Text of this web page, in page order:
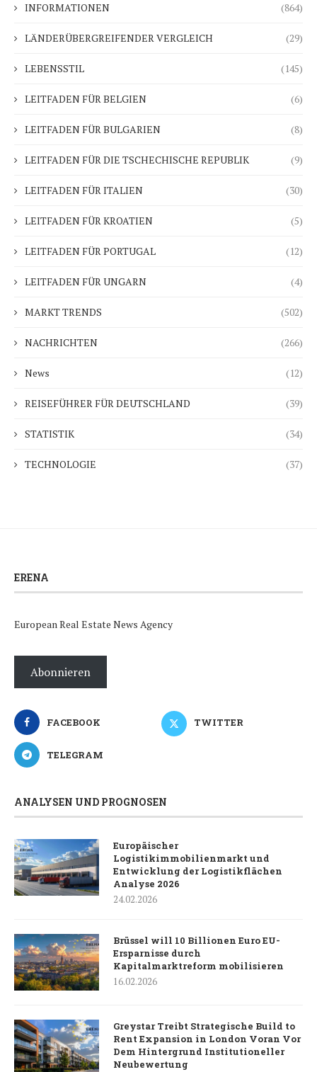
INFORMATIONEN (864)
LÄNDERÜBERGREIFENDER VERGLEICH (29)
LEBENSSTIL (145)
LEITFADEN FÜR BELGIEN (6)
LEITFADEN FÜR BULGARIEN (8)
LEITFADEN FÜR DIE TSCHECHISCHE REPUBLIK (9)
LEITFADEN FÜR ITALIEN (30)
LEITFADEN FÜR KROATIEN (5)
LEITFADEN FÜR PORTUGAL (12)
LEITFADEN FÜR UNGARN (4)
MARKT TRENDS (502)
NACHRICHTEN (266)
News (12)
REISEFÜHRER FÜR DEUTSCHLAND (39)
STATISTIK (34)
TECHNOLOGIE (37)
ERENA
European Real Estate News Agency
Abonnieren
FACEBOOK TWITTER
TELEGRAM
ANALYSEN UND PROGNOSEN
Europäischer
Logistikimmobilienmarkt und
Entwicklung der Logistikflächen
Analyse 2026
24.02.2026
Brüssel will 10 Billionen Euro EU-
Ersparnisse durch
Kapitalmarktreform mobilisieren
16.02.2026
Greystar Treibt Strategische Build to
Rent Expansion in London Voran Vor
Dem Hintergrund Institutioneller
Neubewertung